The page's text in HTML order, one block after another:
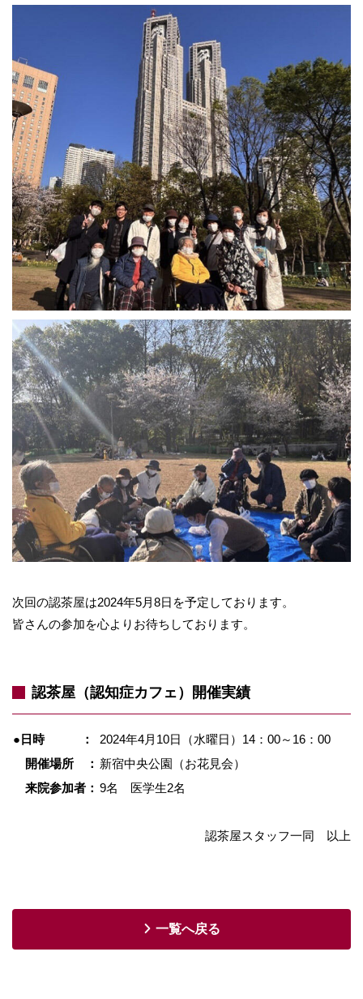
次回の認茶屋は2024年5月8日を予定しております。
皆さんの参加を心よりお待ちしております。
認茶屋（認知症カフェ）開催実績
●日時 ： 2024年4月10日（水曜日） 14：00～16：00
開催場所 ： 新宿中央公園（お花見会）
来院参加者： 9名 医学生2名
認茶屋スタッフ一同 以上
一覧へ戻る